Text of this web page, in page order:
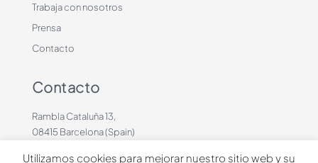
Trabaja con nosotros
Prensa
Contacto
Contacto
Rambla Cataluña 13,
08415 Barcelona (Spain)
Utilizamos cookies para mejorar nuestro sitio web y su